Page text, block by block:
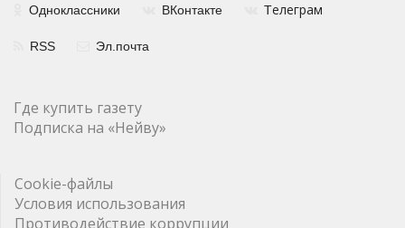
Одноклассники ВКонтакте Телеграм
RSS Эл.почта
Где купить газету
Подписка на «Нейву»
Cookie-файлы
Условия использования
Противодействие коррупции